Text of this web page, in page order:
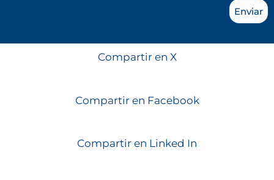
Enviar
Compartir en X
Compartir en Facebook
Compartir en Linked In